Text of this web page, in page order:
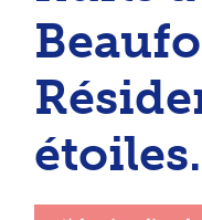
étoiles.